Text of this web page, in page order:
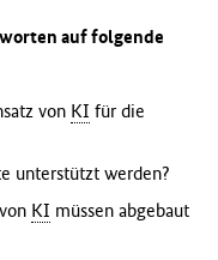
auf folgende
von KI für die
unterstützt werden?
KI müssen abgebaut